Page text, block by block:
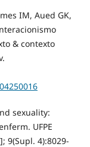
IM, Aued GK,
& contexto
sexuality:
UFPE
9(Supl. 4):8029-